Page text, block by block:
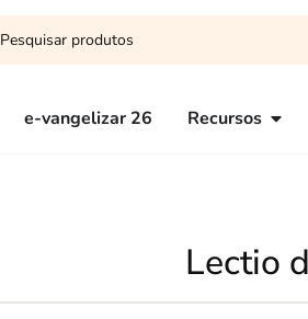
e-vangelizar 26 Recursos
Lectio